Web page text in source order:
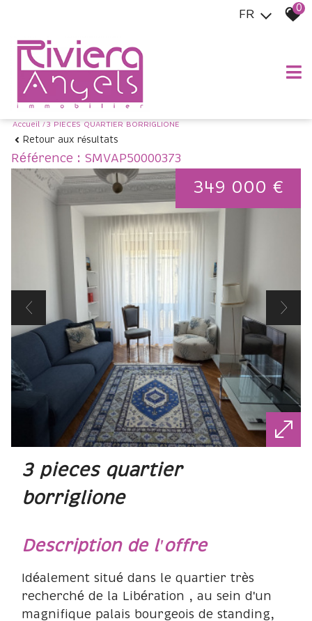
FR
0
Accueil 3 PIECES QUARTIER BORRIGLIONE
Retour aux résultats
Référence : SMVAP50000373
349 000 €
3 pieces quartier
borriglione
description de l'offre
Idéalement situé dans le quartier très
recherché de la Libération , au sein d'un
magnifique palais bourgeois de standing,